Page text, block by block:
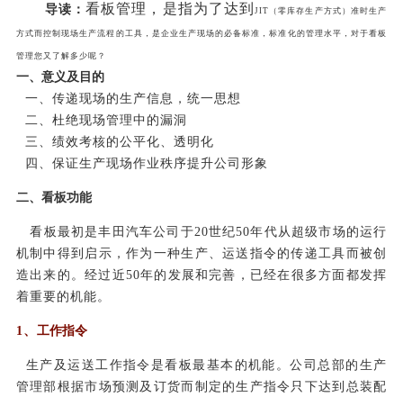
导读：看板管理，是指为了达到 JIT（零库存生产方式）准时生产
方式而控制现场生产流程的工具，是企业生产现场的必备标准，标准化的管理水平，对于看板
管理您又了解多少呢？
一、意义及目的
一、传递现场的生产信息，统一思想
二、杜绝现场管理中的漏洞
三、绩效考核的公平化、透明化
四、保证生产现场作业秩序提升公司形象
二、看板功能
看板最初是丰田汽车公司于20世纪50年代从超级市场的运行
机制中得到启示，作为一种生产、运送指令的传递工具而被创
造出来的。经过近50年的发展和完善，已经在很多方面都发挥
着重要的机能。
1、 工作指令
生产及运送工作指令是看板最基本的机能。公司总部的生产
管理部根据市场预测及订货而制定的生产指令只下达到总装配